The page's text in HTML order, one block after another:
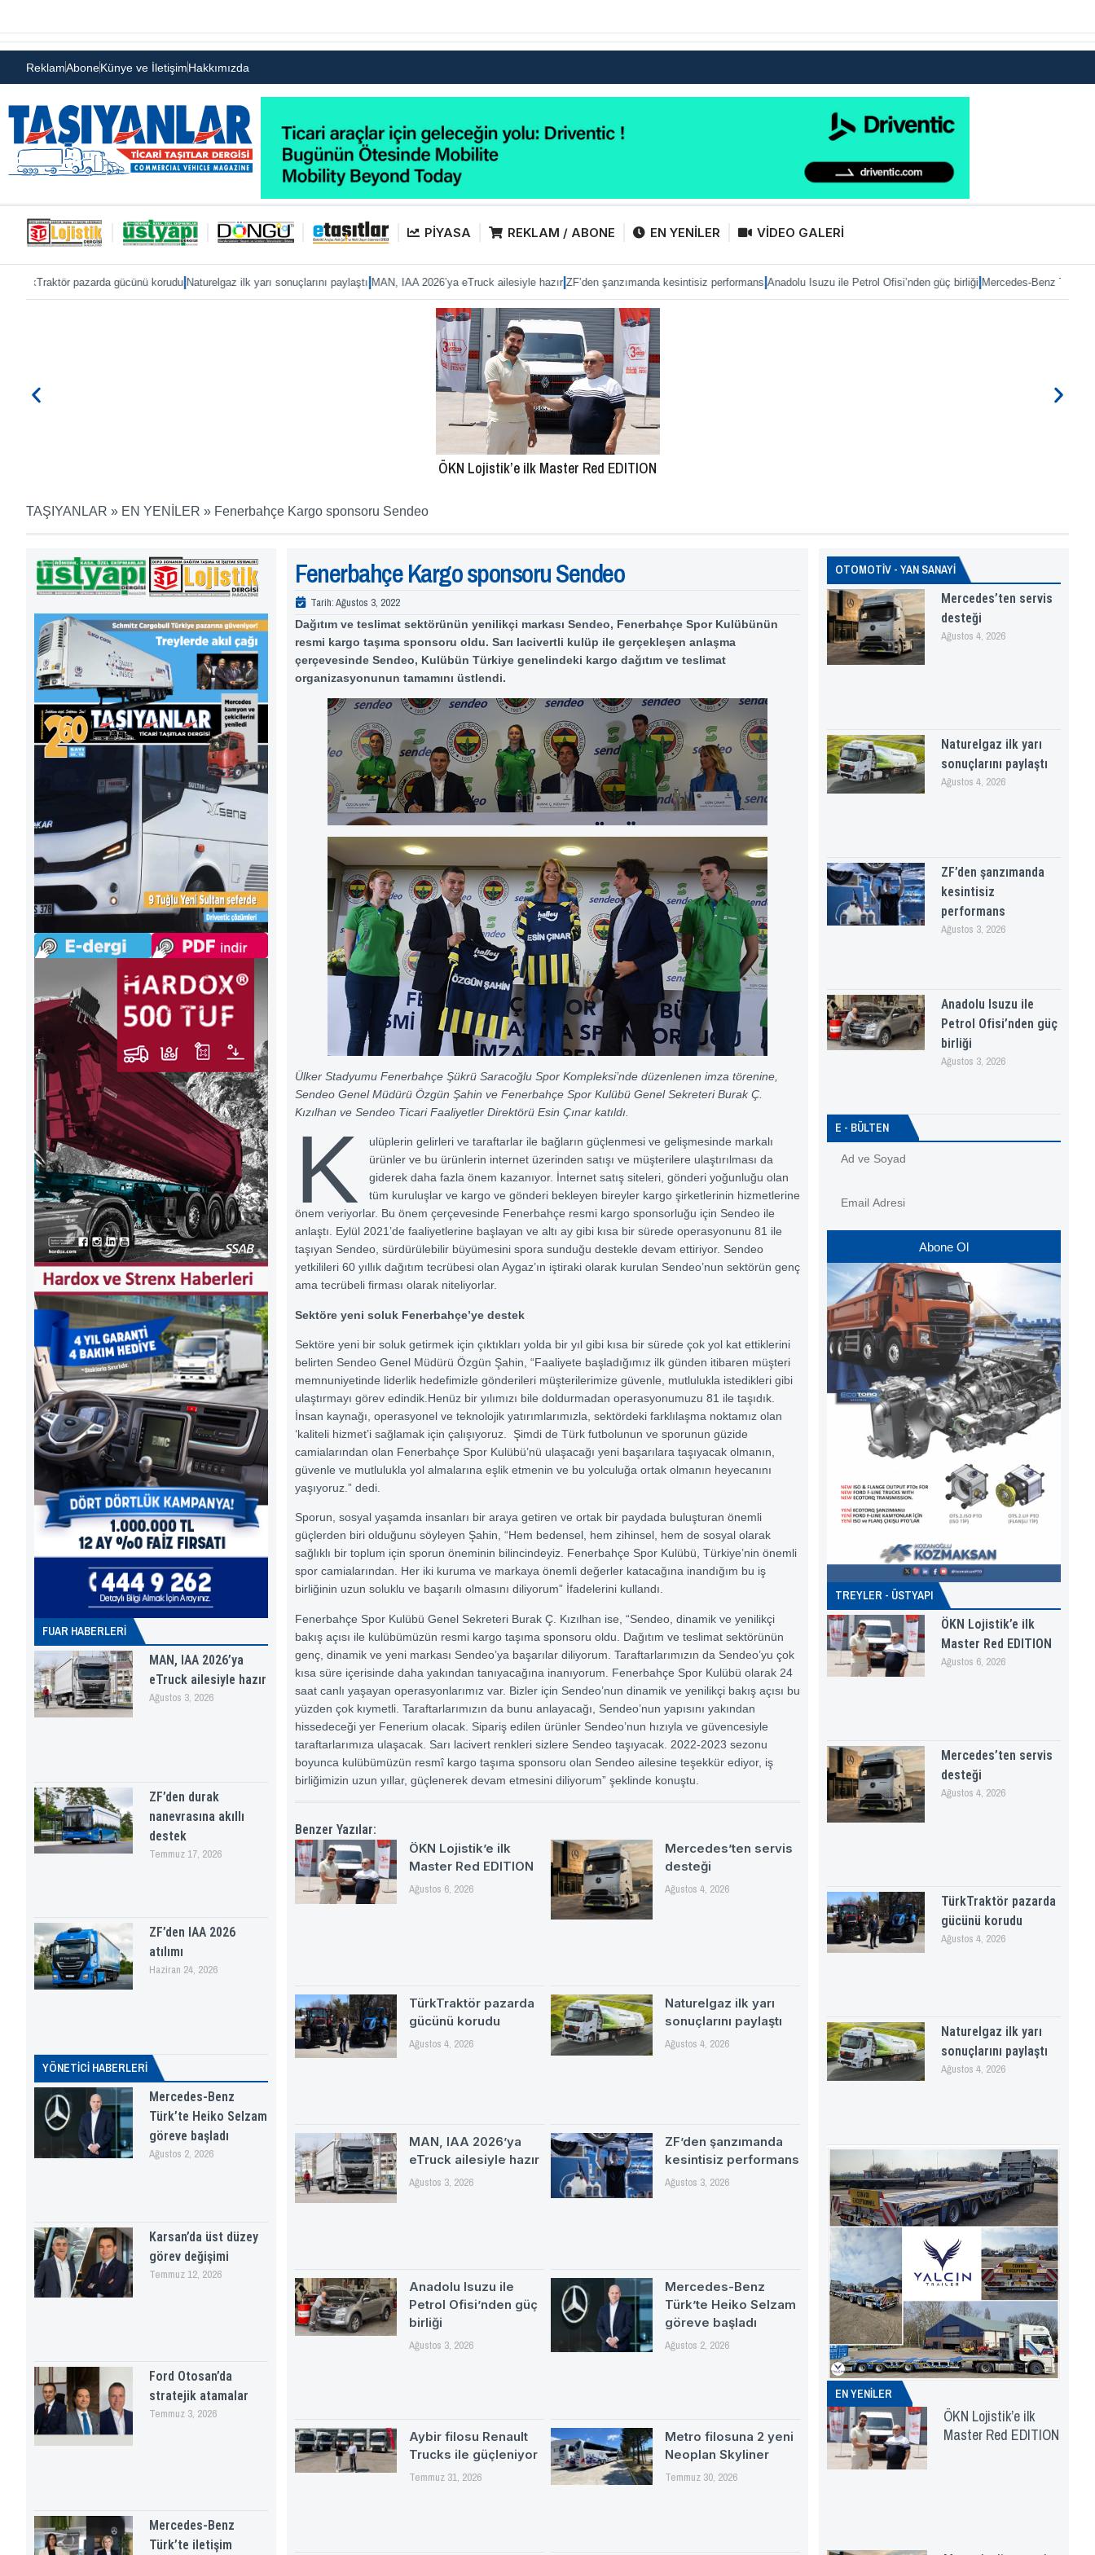
ReklamAboneKünye ve İletişimHakkımızda
PİYASA REKLAM / ABONE EN YENİLER VİDEO GALERİ
pazarda gücünü korudu|Naturelgaz ilk yarı sonuçlarını paylaştı|MAN, IAA 2026’ya eTruck ailesiyle hazır |ZF’den şanzımanda kesintisiz performans|Anadolu Isuzu ile Petrol Ofisi’nden güç birliği|Mercedes-Benz Türk’te Heiko
ÖKN Lojistik’e ilk Master Red EDITION
TAŞIYANLAR » EN YENİLER » Fenerbahçe Kargo sponsoru Sendeo
FUAR HABERLERI
MAN, IAA 2026’ya
eTruck ailesiyle hazır
Ağustos 3, 2026
ZF’den durak
nanevrasına akıllı
destek
Temmuz 17, 2026
ZF’den IAA 2026
atılımı
Haziran 24, 2026
YÖNETICI HABERLERI
Mercedes-Benz
Türk’te Heiko Selzam
göreve başladı
Ağustos 2, 2026
Karsan’da üst düzey
görev değişimi
Temmuz 12, 2026
Ford Otosan’da
stratejik atamalar
Temmuz 3, 2026
Mercedes-Benz
Türk’te iletişim
Fenerbahçe Kargo sponsoru Sendeo
Tarih:Ağustos 3, 2022
Dağıtım ve teslimat sektörünün yenilikçi markası Sendeo, Fenerbahçe Spor Kulübünün
resmi kargo taşıma sponsoru oldu. Sarı lacivertli kulüp ile gerçekleşen anlaşma
çerçevesinde Sendeo, Kulübün Türkiye genelindeki kargo dağıtım ve teslimat
organizasyonunun tamamını üstlendi.
Ülker Stadyumu Fenerbahçe Şükrü Saracoğlu Spor Kompleksi’nde düzenlenen imza törenine,
Sendeo Genel Müdürü Özgün Şahin ve Fenerbahçe Spor Kulübü Genel Sekreteri Burak Ç.
Kızılhan ve Sendeo Ticari Faaliyetler Direktörü Esin Çınar katıldı.
K
ulüplerin gelirleri ve taraftarlar ile bağların güçlenmesi ve gelişmesinde markalı
ürünler ve bu ürünlerin internet üzerinden satışı ve müşterilere ulaştırılması da
giderek daha fazla önem kazanıyor. İnternet satış siteleri, gönderi yoğunluğu olan
tüm kuruluşlar ve kargo ve gönderi bekleyen bireyler kargo şirketlerinin hizmetlerine
önem veriyorlar. Bu önem çerçevesinde Fenerbahçe resmi kargo sponsorluğu için Sendeo ile
anlaştı. Eylül 2021’de faaliyetlerine başlayan ve altı ay gibi kısa bir sürede operasyonunu 81 ile
taşıyan Sendeo, sürdürülebilir büyümesini spora sunduğu destekle devam ettiriyor. Sendeo
yetkilileri 60 yıllık dağıtım tecrübesi olan Aygaz’ın iştiraki olarak kurulan Sendeo’nun sektörün genç
ama tecrübeli firması olarak niteliyorlar.
Sektöre yeni soluk Fenerbahçe’ye destek
Sektöre yeni bir soluk getirmek için çıktıkları yolda bir yıl gibi kısa bir sürede çok yol kat ettiklerini
belirten Sendeo Genel Müdürü Özgün Şahin, “Faaliyete başladığımız ilk günden itibaren müşteri
memnuniyetinde liderlik hedefimizle gönderileri müşterilerimize güvenle, mutlulukla istedikleri gibi
ulaştırmayı görev edindik.Henüz bir yılımızı bile doldurmadan operasyonumuzu 81 ile taşıdık.
İnsan kaynağı, operasyonel ve teknolojik yatırımlarımızla, sektördeki farklılaşma noktamız olan
‘kaliteli hizmet’i sağlamak için çalışıyoruz. Şimdi de Türk futbolunun ve sporunun güzide
camialarından olan Fenerbahçe Spor Kulübü’nü ulaşacağı yeni başarılara taşıyacak olmanın,
güvenle ve mutlulukla yol almalarına eşlik etmenin ve bu yolculuğa ortak olmanın heyecanını
yaşıyoruz.” dedi.
Sporun, sosyal yaşamda insanları bir araya getiren ve ortak bir paydada buluşturan önemli
güçlerden biri olduğunu söyleyen Şahin, “Hem bedensel, hem zihinsel, hem de sosyal olarak
sağlıklı bir toplum için sporun öneminin bilincindeyiz. Fenerbahçe Spor Kulübü, Türkiye’nin önemli
spor camialarından. Her iki kuruma ve markaya önemli değerler katacağına inandığım bu iş
birliğinin uzun soluklu ve başarılı olmasını diliyorum” İfadelerini kullandı.
Fenerbahçe Spor Kulübü Genel Sekreteri Burak Ç. Kızılhan ise, “Sendeo, dinamik ve yenilikçi
bakış açısı ile kulübümüzün resmi kargo taşıma sponsoru oldu. Dağıtım ve teslimat sektörünün
genç, dinamik ve yeni markası Sendeo’ya başarılar diliyorum. Taraftarlarımızın da Sendeo’yu çok
kısa süre içerisinde daha yakından tanıyacağına inanıyorum. Fenerbahçe Spor Kulübü olarak 24
saat canlı yaşayan operasyonlarımız var. Bizler için Sendeo’nun dinamik ve yenilikçi bakış açısı bu
yüzden çok kıymetli. Taraftarlarımızın da bunu anlayacağı, Sendeo’nun yapısını yakından
hissedeceği yer Fenerium olacak. Sipariş edilen ürünler Sendeo’nun hızıyla ve güvencesiyle
taraftarlarımıza ulaşacak. Sarı lacivert renkleri sizlere Sendeo taşıyacak. 2022-2023 sezonu
boyunca kulübümüzün resmî kargo taşıma sponsoru olan Sendeo ailesine teşekkür ediyor, iş
birliğimizin uzun yıllar, güçlenerek devam etmesini diliyorum” şeklinde konuştu.
Benzer Yazılar:
ÖKN Lojistik’e ilk
Master Red EDITION
Ağustos 6, 2026
Mercedes’ten servis
desteği
Ağustos 4, 2026
TürkTraktör pazarda
gücünü korudu
Ağustos 4, 2026
Naturelgaz ilk yarı
sonuçlarını paylaştı
Ağustos 4, 2026
MAN, IAA 2026’ya
eTruck ailesiyle hazır
Ağustos 3, 2026
ZF’den şanzımanda
kesintisiz performans
Ağustos 3, 2026
Anadolu Isuzu ile
Petrol Ofisi’nden güç
birliği
Ağustos 3, 2026
Mercedes-Benz
Türk’te Heiko Selzam
göreve başladı
Ağustos 2, 2026
Aybir filosu Renault
Trucks ile güçleniyor
Temmuz 31, 2026
Metro filosuna 2 yeni
Neoplan Skyliner
Temmuz 30, 2026
OTOMOTİV - YAN SANAYİ
Mercedes’ten servis
desteği
Ağustos 4, 2026
Naturelgaz ilk yarı
sonuçlarını paylaştı
Ağustos 4, 2026
ZF’den şanzımanda
kesintisiz
performans
Ağustos 3, 2026
Anadolu Isuzu ile
Petrol Ofisi’nden güç
birliği
Ağustos 3, 2026
E - BÜLTEN
Abone Ol
TREYLER - ÜSTYAPI
ÖKN Lojistik’e ilk
Master Red EDITION
Ağustos 6, 2026
Mercedes’ten servis
desteği
Ağustos 4, 2026
TürkTraktör pazarda
gücünü korudu
Ağustos 4, 2026
Naturelgaz ilk yarı
sonuçlarını paylaştı
Ağustos 4, 2026
EN YENİLER
ÖKN Lojistik’e ilk
Master Red EDITION